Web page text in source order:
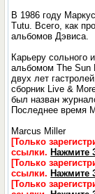
В 1986 году
Tutu. Всего, как
альбомов Дэвиса.
Карьеру сольного
альбомом The Sun
двух лет
сборник Live &
был назван
Последнее время
Marcus Miller
[Только
ссылки. Нажмите
[Только
ссылки. Нажмите
[Только